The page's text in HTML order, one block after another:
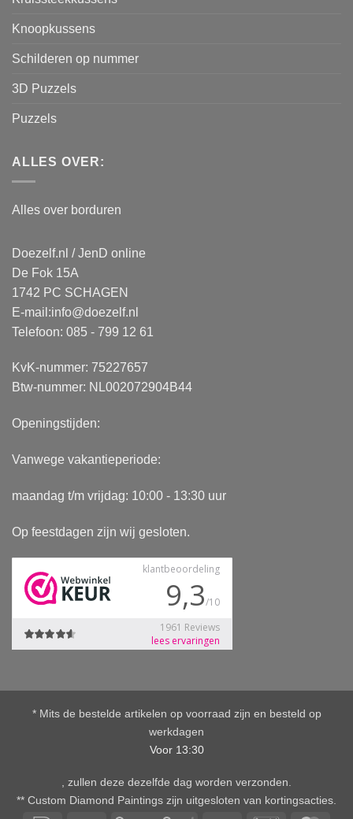
Knoopkussens
Schilderen op nummer
3D Puzzels
Puzzels
ALLES OVER:
Alles over borduren
Doezelf.nl / JenD online
De Fok 15A
1742 PC SCHAGEN
E-mail:info@doezelf.nl
Telefoon: 085 - 799 12 61
KvK-nummer: 75227657
Btw-nummer: NL002072904B44
Openingstijden:
Vanwege vakantieperiode:
maandag t/m vrijdag: 10:00 - 13:30 uur
Op feestdagen zijn wij gesloten.
* Mits de bestelde artikelen op voorraad zijn en besteld op
werkdagen
Voor 13:30
, zullen deze dezelfde dag worden verzonden.
** Custom Diamond Paintings zijn uitgesloten van kortingsacties.